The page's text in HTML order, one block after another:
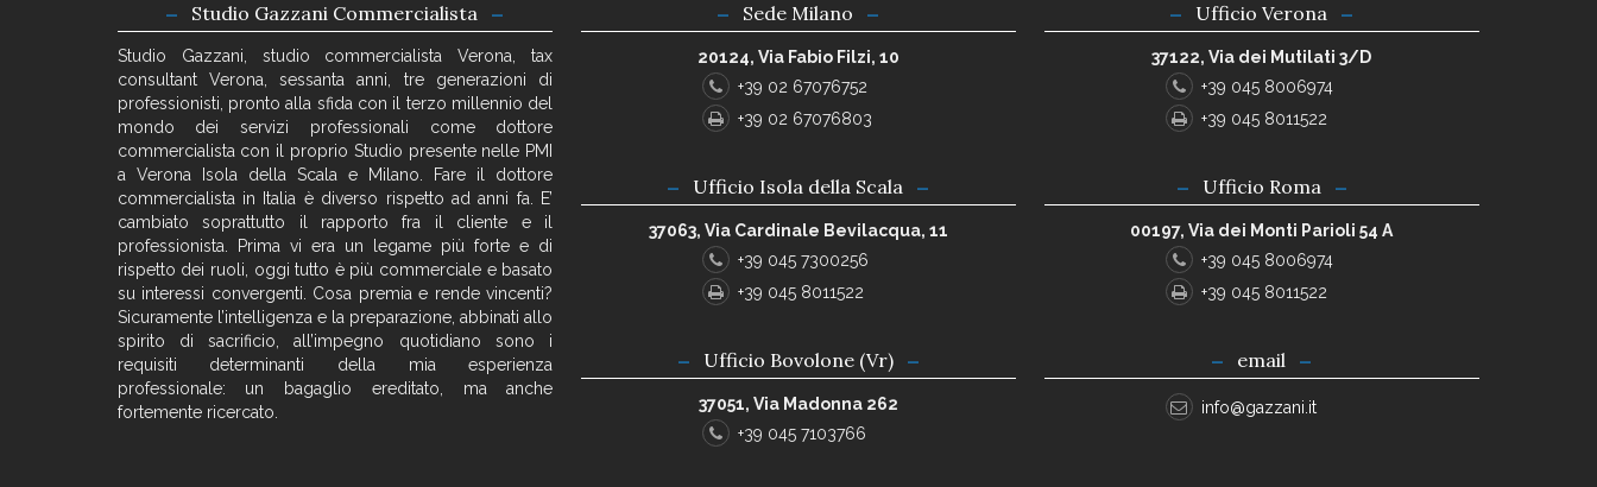
Studio Gazzani Commercialista
Studio Gazzani, studio commercialista Verona, tax
consultant Verona, sessanta anni, tre generazioni di
professionisti, pronto alla sfida con il terzo millennio del
mondo dei servizi professionali come dottore
commercialista con il proprio Studio presente nelle PMI
a Verona Isola della Scala e Milano. Fare il dottore
commercialista in Italia è diverso rispetto ad anni fa. E’
cambiato soprattutto il rapporto fra il cliente e il
professionista. Prima vi era un legame più forte e di
rispetto dei ruoli, oggi tutto è più commerciale e basato
su interessi convergenti. Cosa premia e rende vincenti?
Sicuramente l’intelligenza e la preparazione, abbinati allo
spirito di sacrificio, all’impegno quotidiano sono i
requisiti determinanti della mia esperienza
professionale: un bagaglio ereditato, ma anche
fortemente ricercato.
Sede Milano
20124, Via Fabio Filzi, 10
+39 02 67076752
+39 02 67076803
Ufficio Verona
37122, Via dei Mutilati 3/D
+39 045 8006974
+39 045 8011522
Ufficio Isola della Scala
37063, Via Cardinale Bevilacqua, 11
+39 045 7300256
+39 045 8011522
Ufficio Roma
00197, Via dei Monti Parioli 54 A
+39 045 8006974
+39 045 8011522
Ufficio Bovolone (Vr)
37051, Via Madonna 262
+39 045 7103766
email
info@gazzani.it